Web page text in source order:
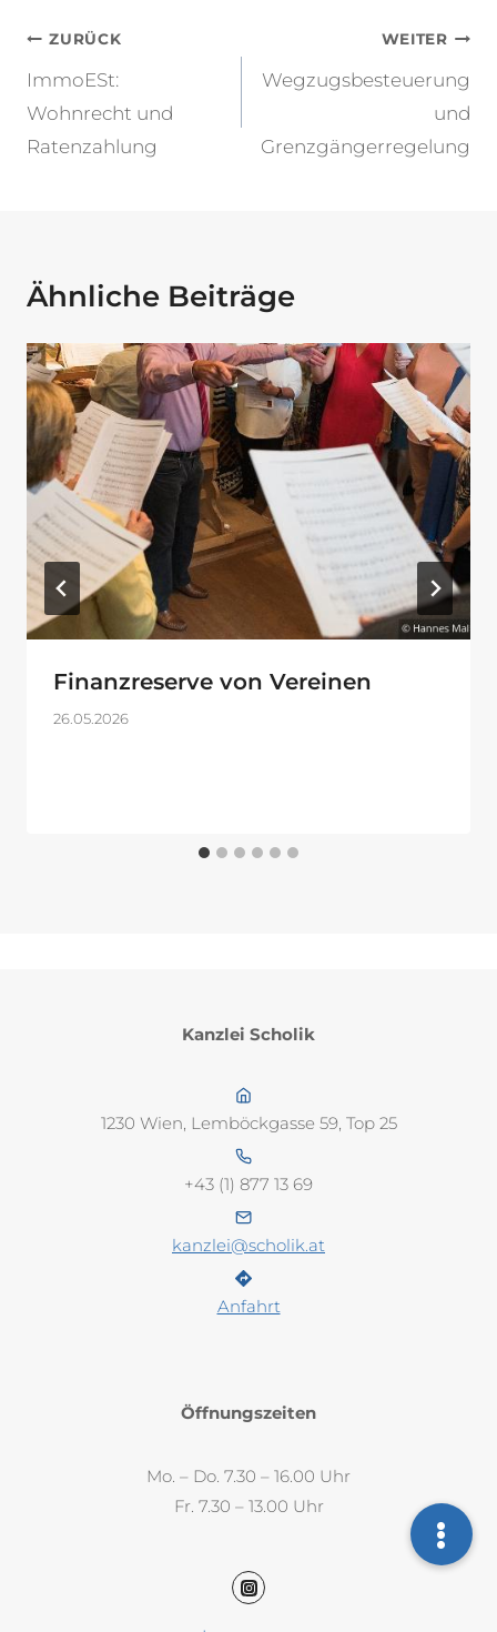
Beitragsnavigation
ZURÜCK
ImmoESt:
Wohnrecht und
Ratenzahlung
WEITER
Wegzugsbesteuerung
und
Grenzgängerregelung
Ähnliche Beiträge
Finanzreserve von Vereinen
26.05.2026
Kanzlei Scholik
1230 Wien, Lemböckgasse 59, Top 25
+43 (1) 877 13 69
kanzlei@scholik.at
Anfahrt
Öffnungszeiten
Mo. – Do. 7.30 – 16.00 Uhr
Fr. 7.30 – 13.00 Uhr